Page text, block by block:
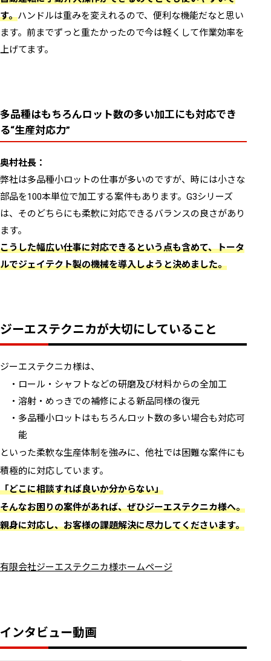
す。ハンドルは重みを変えれるので、便利な機能だなと思い
ます。前までずっと重たかったので今は軽くして作業効率を
上げてます。
多品種はもちろんロット数の多い加工にも対応でき
る“生産対応力”
奥村社長：
弊社は多品種小ロットの仕事が多いのですが、時には小さな
部品を100本単位で加工する案件もあります。G3シリーズ
は、そのどちらにも柔軟に対応できるバランスの良さがあり
ます。
こうした幅広い仕事に対応できるという点も含めて、トータ
ルでジェイテクト製の機械を導入しようと決めました。
ジーエステクニカが大切にしていること
ジーエステクニカ様は、
ロール・シャフトなどの研磨及び材料からの全加工
溶射・めっきでの補修による新品同様の復元
多品種小ロットはもちろんロット数の多い場合も対応可
能
といった柔軟な生産体制を強みに、他社では困難な案件にも
積極的に対応しています。
「どこに相談すれば良いか分からない」
そんなお困りの案件があれば、ぜひジーエステクニカ様へ。
親身に対応し、お客様の課題解決に尽力してくださいます。
有限会社ジーエステクニカ様ホームページ
インタビュー動画